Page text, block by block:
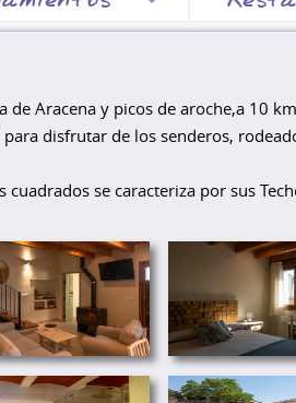
Aracena y picos de aroche,a 10
disfrutar de los senderos,
se caracteriza por sus